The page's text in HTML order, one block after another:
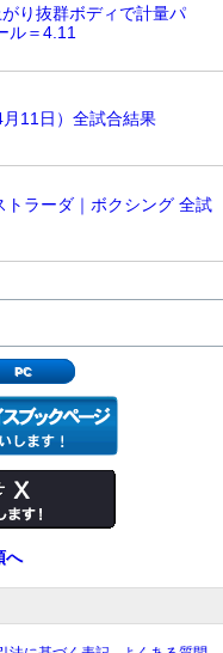
り抜群ボディで計量パ
ル＝4.11
11日）全試合結果
トラーダ｜ボクシング 全試
PC
へ